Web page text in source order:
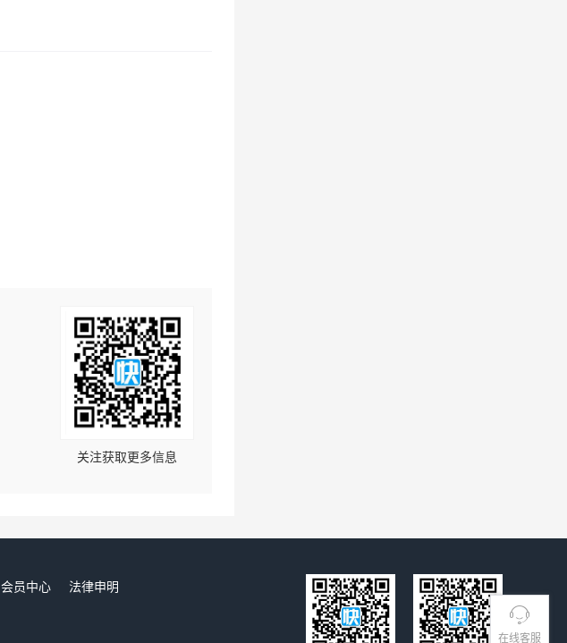
在线客服
关注获取更多信息
会员中心
法律申明